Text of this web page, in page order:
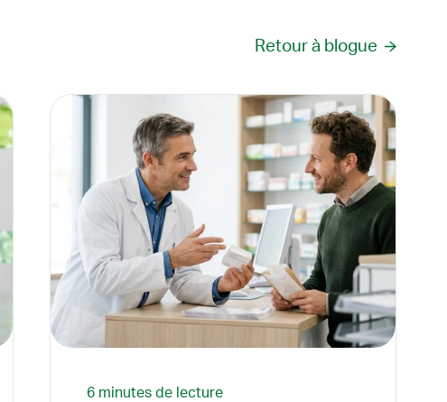
Retour à blogue
6 minutes de lecture